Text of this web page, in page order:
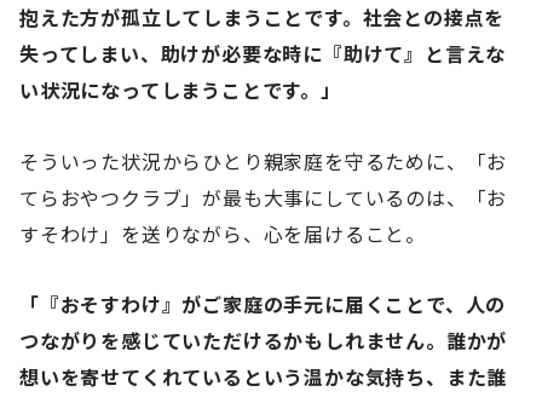
抱えた方が孤立してしまうことです。社会との接点を
失ってしまい、助けが必要な時に『助けて』と言えな
い状況になってしまうことです。」
そういった状況からひとり親家庭を守るために、「お
てらおやつクラブ」が最も大事にしているのは、「お
すそわけ」を送りながら、心を届けること。
「『おそすわけ』がご家庭の手元に届くことで、人の
つながりを感じていただけるかもしれません。誰かが
想いを寄せてくれているという温かな気持ち、また誰